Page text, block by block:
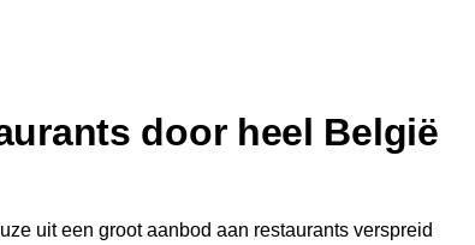
door heel België
uit een groot aanbod aan restaurants verspreid